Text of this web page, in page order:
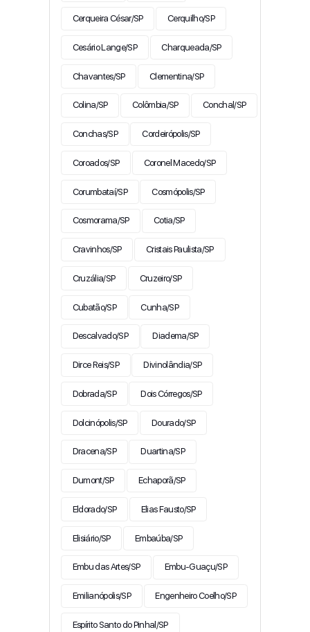
Cerqueira César/SP Cerquilho/SP
Cesário Lange/SP Charqueada/SP
Chavantes/SP Clementina/SP
Colina/SP Colômbia/SP Conchal/SP
Conchas/SP Cordeirópolis/SP
Coroados/SP Coronel Macedo/SP
Corumbataí/SP Cosmópolis/SP
Cosmorama/SP Cotia/SP
Cravinhos/SP Cristais Paulista/SP
Cruzália/SP Cruzeiro/SP
Cubatão/SP Cunha/SP
Descalvado/SP Diadema/SP
Dirce Reis/SP Divinolândia/SP
Dobrada/SP Dois Córregos/SP
Dolcinópolis/SP Dourado/SP
Dracena/SP Duartina/SP
Dumont/SP Echaporã/SP
Eldorado/SP Elias Fausto/SP
Elisiário/SP Embaúba/SP
Embu das Artes/SP Embu-Guaçu/SP
Emilianópolis/SP Engenheiro Coelho/SP
Espírito Santo do Pinhal/SP